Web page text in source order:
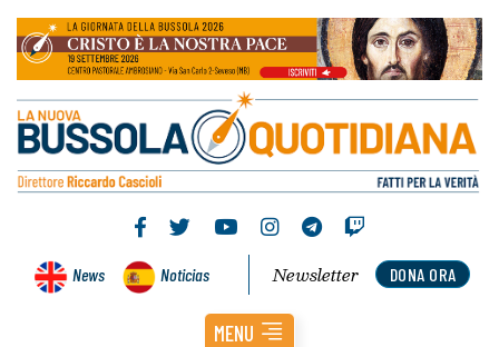
News Noticias DONA ORA
Newsletter
MENU